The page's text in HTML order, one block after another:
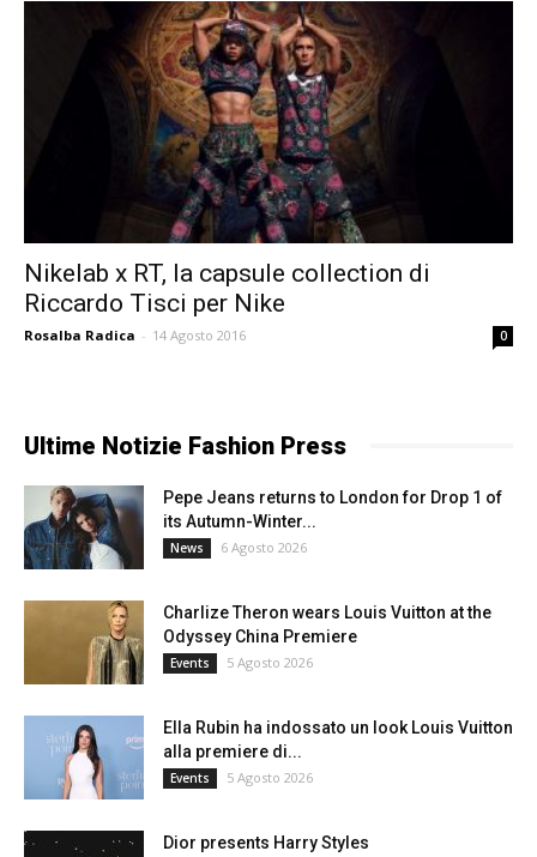
Nikelab x RT, la capsule collection di
Riccardo Tisci per Nike
Rosalba Radica - 14 Agosto 2016 0
Ultime Notizie Fashion Press
Pepe Jeans returns to London for Drop 1 of
its Autumn-Winter...
News 6 Agosto 2026
Charlize Theron wears Louis Vuitton at the
Odyssey China Premiere
Events 5 Agosto 2026
Ella Rubin ha indossato un look Louis Vuitton
alla premiere di...
Events 5 Agosto 2026
Dior presents Harry Styles